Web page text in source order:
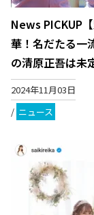
News PICKUP
華！名だたる一
の清原正吾は未
2024年11月03日
/ ニュース